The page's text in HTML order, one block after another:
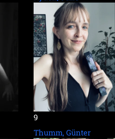
9
Thumm, Günter